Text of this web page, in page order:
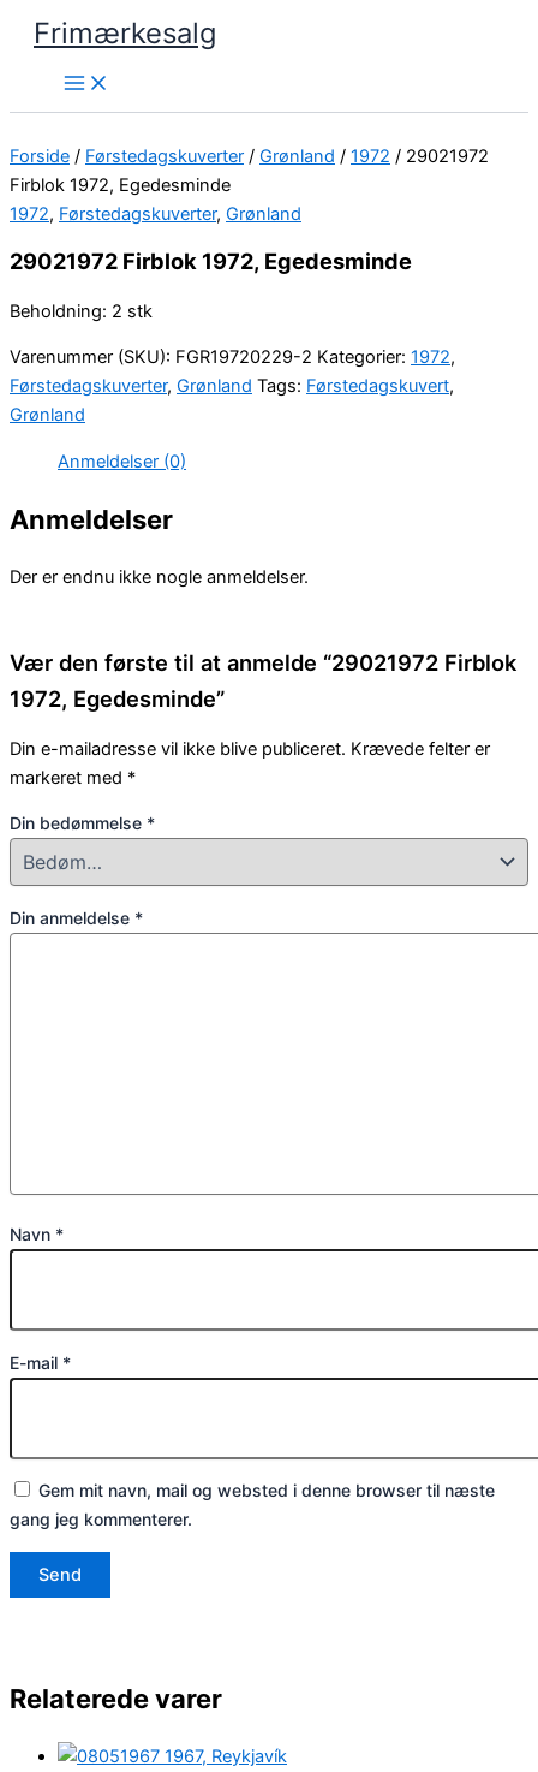
indholdet
Frimærkesalg
Forside / Førstedagskuverter / Grønland / 1972 / 29021972
Firblok 1972, Egedesminde
1972, Førstedagskuverter, Grønland
29021972 Firblok 1972, Egedesminde
Beholdning: 2 stk
Varenummer (SKU): FGR19720229-2 Kategorier: 1972,
Førstedagskuverter, Grønland Tags: Førstedagskuvert,
Grønland
Anmeldelser (0)
Anmeldelser
Der er endnu ikke nogle anmeldelser.
Vær den første til at anmelde “29021972 Firblok
1972, Egedesminde”
Din e-mailadresse vil ikke blive publiceret. Krævede felter er
markeret med *
Din bedømmelse *
Din anmeldelse *
Navn *
E-mail *
Gem mit navn, mail og websted i denne browser til næste
gang jeg kommenterer.
Relaterede varer